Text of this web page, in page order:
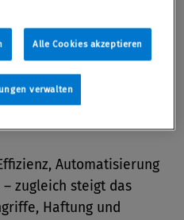
Heinestraße 38,
Automatisierung
zugleich steigt das
Haftung und
Alle Cookies akzeptieren
verwalten